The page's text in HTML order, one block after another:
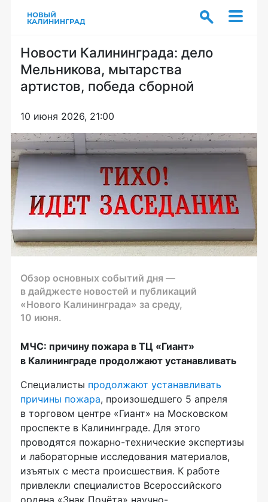
Новости Калининграда: дело
Мельникова, мытарства
артистов, победа сборной
10 июня 2026, 21:00
Обзор основных событий дня —
в дайджесте новостей и публикаций
«Нового Калининграда» за среду,
10 июня.
МЧС: причину пожара в ТЦ «Гиант»
в Калининграде продолжают устанавливать
Специалисты продолжают устанавливать
причины пожара, произошедшего 5 апреля
в торговом центре «Гиант» на Московском
проспекте в Калининграде. Для этого
проводятся пожарно-технические экспертизы
и лабораторные исследования материалов,
изъятых с места происшествия. К работе
привлекли специалистов Всероссийского
ордена «Знак Почёта» научно-